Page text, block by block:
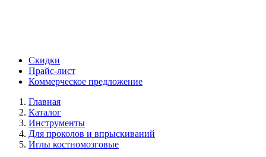
Скидки
Прайс-лист
Коммерческое предложение
Главная
Каталог
Инструменты
Для проколов и впрыскиваний
Иглы костномозговые